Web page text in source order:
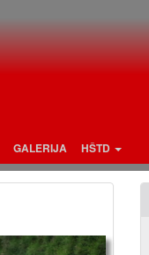
GALERIJA HŠTD